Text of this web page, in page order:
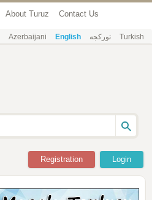
About Turuz Contact Us
Azerbaijani English تورکجه Turkish
Login
Registration